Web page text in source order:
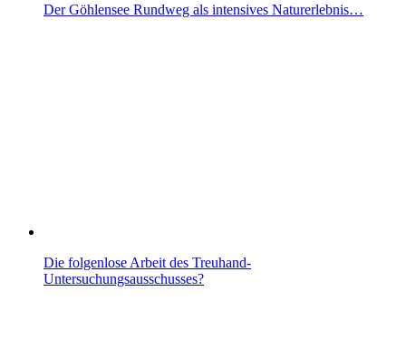
Der Göhlensee Rundweg als intensives Naturerlebnis…
Die folgenlose Arbeit des Treuhand-
Untersuchungsausschusses?